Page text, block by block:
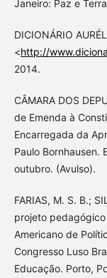
Janeiro: Paz e
DICIONÁRIO
<http://
2014.
CÂMARA DOS
de Emenda à
Encarregada da
Paulo Bornhausen.
outubro. (Avulso).
FARIAS, M. S. B.;
projeto
Americano de
Congresso Luso
Educação. Porto,